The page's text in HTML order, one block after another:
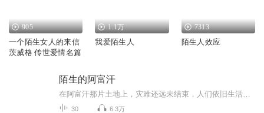
905
一个陌生女人的来信
茨威格 传世爱情名篇
1.1万
我爱陌生人
7313
陌生人效应
陌生的阿富汗
30 6.3万